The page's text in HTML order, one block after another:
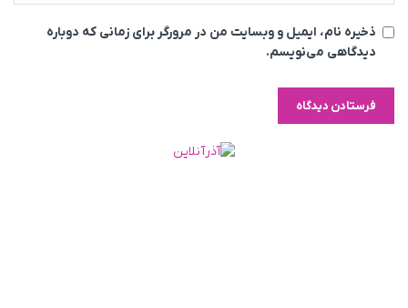
ذخیره نام، ایمیل و وبسایت من در مرورگر برای زمانی که دوباره
دیدگاهی می‌نویسم.